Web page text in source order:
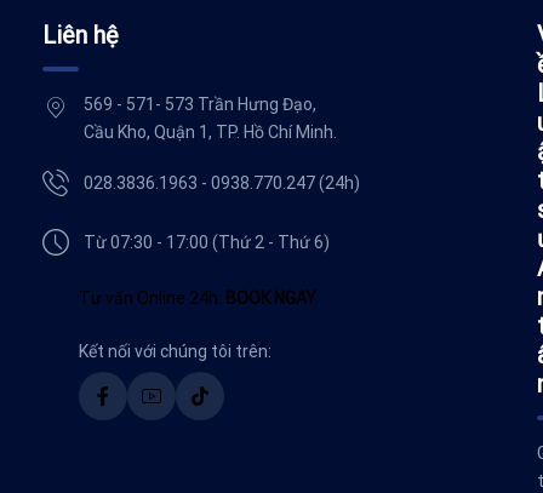
Liên hệ
569 - 571- 573 Trần Hưng Đạo,
Cầu Kho, Quận 1, TP. Hồ Chí Minh.
028.3836.1963 - 0938.770.247 (24h)
Từ 07:30 - 17:00 (Thứ 2 - Thứ 6)
Tư vấn Online 24h: BOOK NGAY
Kết nối với chúng tôi trên: